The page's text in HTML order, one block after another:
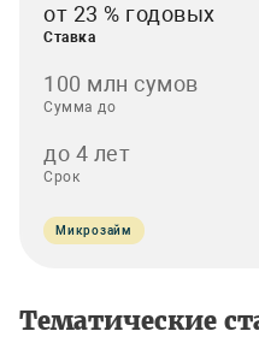
от 23 % годовых
Ставка
100 млн сумов
Сумма до
до 4 лет
Срок
Микрозайм
Тематические